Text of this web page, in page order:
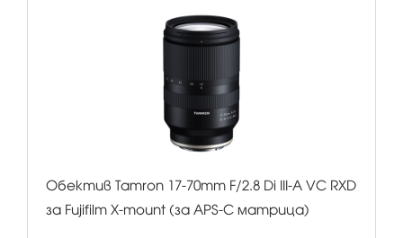
Обектив Tamron 17-70mm F/2.8 Di III-A VC RXD
за Fujifilm X-mount (за APS-C матрица)